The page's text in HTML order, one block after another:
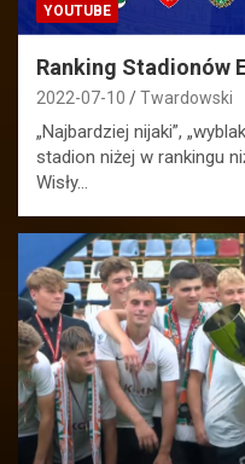
YOUTUBE
Ranking Stadionów
2022-07-10 Twardowski
„Najbardziej nijaki”,
stadion niżej w rankingu
Wisły…